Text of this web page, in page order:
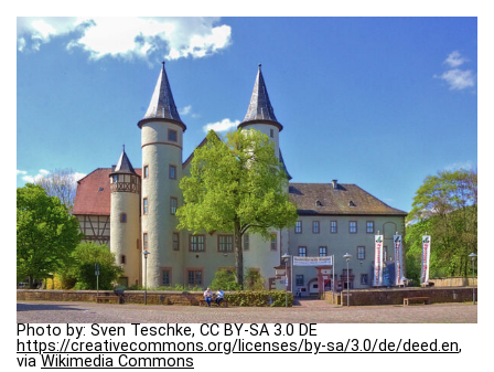
Photo by: Sven Teschke, CC BY-SA 3.0 DE
https://creativecommons.org/licenses/by-sa/3.0/de/deed.en,
via Wikimedia Commons